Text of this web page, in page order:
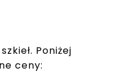
Poniżej
ceny: